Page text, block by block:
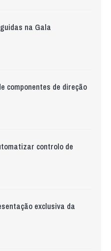
na Gala
componentes de direção
controlo de
exclusiva da